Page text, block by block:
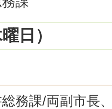
日）
務課/両副市長